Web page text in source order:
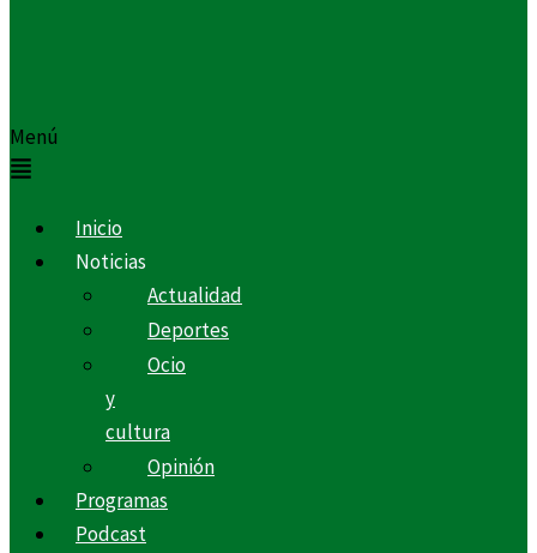
Menú
Inicio
Noticias
Actualidad
Deportes
Ocio
y
cultura
Opinión
Programas
Podcast